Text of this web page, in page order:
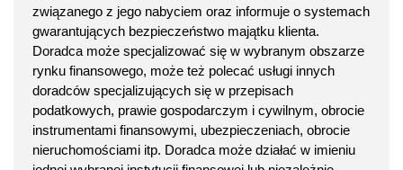
związanego z jego nabyciem oraz informuje o systemach
gwarantujących bezpieczeństwo majątku klienta.
Doradca może specjalizować się w wybranym obszarze
rynku finansowego, może też polecać usługi innych
doradców specjalizujących się w przepisach
podatkowych, prawie gospodarczym i cywilnym, obrocie
instrumentami finansowymi, ubezpieczeniach, obrocie
nieruchomościami itp. Doradca może działać w imieniu